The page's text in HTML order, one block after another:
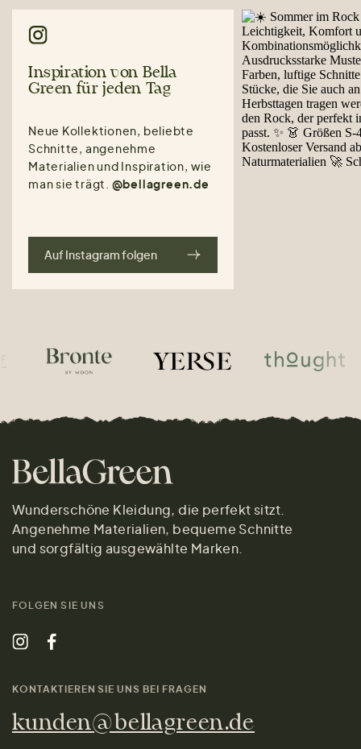
Inspiration von Bella
Green für jeden Tag
Neue Kollektionen, beliebte
Schnitte, angenehme
Materialien und Inspiration, wie
man sie trägt. @bellagreen.de
Auf Instagram folgen
Wunderschöne Kleidung, die perfekt sitzt.
Angenehme Materialien, bequeme Schnitte
und sorgfältig ausgewählte Marken.
FOLGEN SIE UNS
KONTAKTIEREN SIE UNS BEI FRAGEN
kunden@bellagreen.de